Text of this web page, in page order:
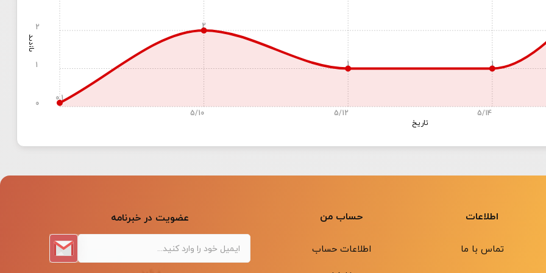
بازدید
تاریخ
0.1
2
1 1
5/10 5/12 5/14
0
1
2
اطلاعات
تماس با ما
حساب من
اطلاعات حساب
عضویت در خبرنامه